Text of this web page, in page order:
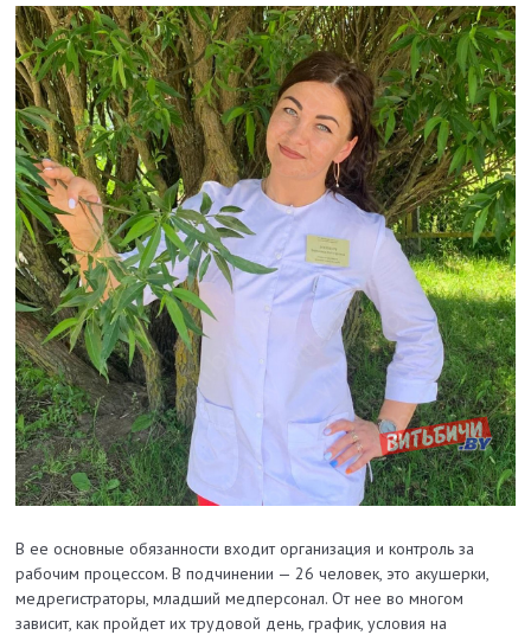
В ее основные обязанности входит организация и контроль за
рабочим процессом. В подчинении — 26 человек, это акушерки,
медрегистраторы, младший медперсонал. От нее во многом
зависит, как пройдет их трудовой день, график, условия на